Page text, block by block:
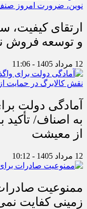
ارتقای کیفیت،
و توسعه فروش
12 مرداد 1405 - 11:06
آمادگی دولت
به اصناف/
از معیشت
12 مرداد 1405 - 10:12
ممنوعیت
زمینی کفایت